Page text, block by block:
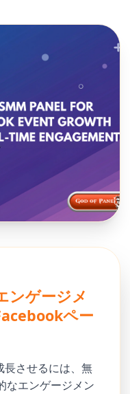
ンゲージメ
ペー
させるには、無
なエンゲージメン